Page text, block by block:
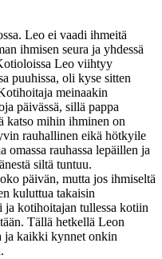
Leo ei vaadi ihmeitä
ihmisen seura ja yhdessä
Leo viihtyy
puuhissa, oli kyse sitten
meinaakin
päivässä, sillä pappa
katso mihin ihminen on
rauhallinen eikä hötkyile
rauhassa lepäillen ja
siltä tuntuu.
päivän, mutta jos ihmiseltä
kuluttua takaisin
kotihoitajan tullessa kotiin
Tällä hetkellä Leon
ja kaikki kynnet onkin